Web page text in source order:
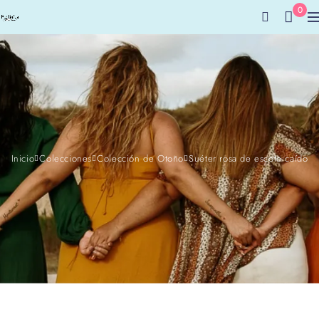
0
Inicio Colecciones Colección de Otoño Suéter rosa de escote caído